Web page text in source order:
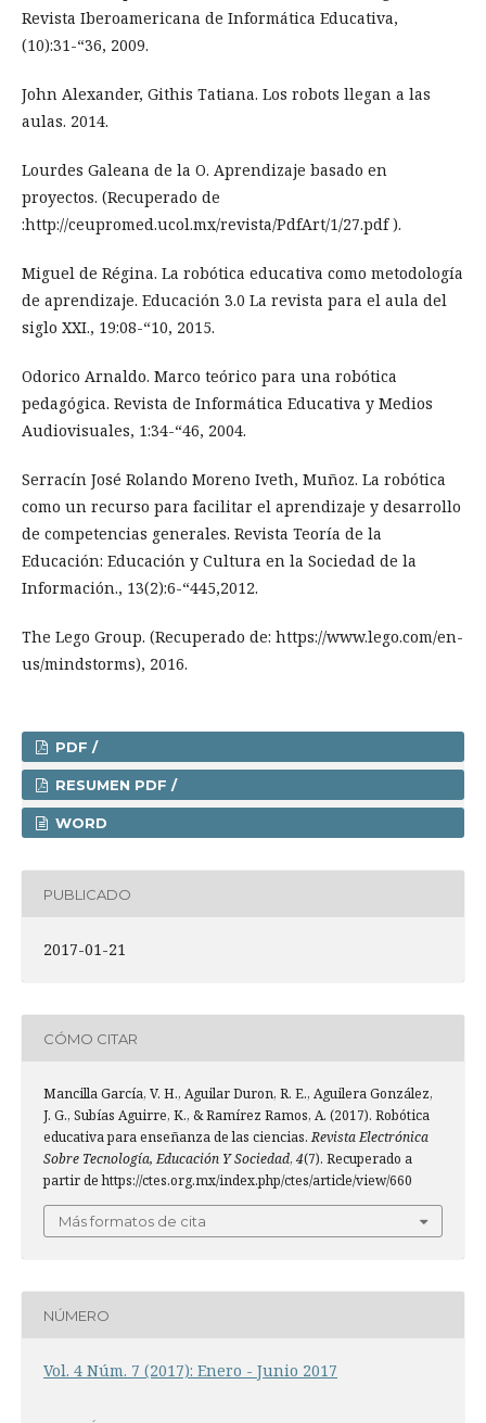
Revista Iberoamericana de Informática Educativa,
(10):31-“36, 2009.
John Alexander, Githis Tatiana. Los robots llegan a las
aulas. 2014.
Lourdes Galeana de la O. Aprendizaje basado en
proyectos. (Recuperado de
:http://ceupromed.ucol.mx/revista/PdfArt/1/27.pdf ).
Miguel de Régina. La robótica educativa como metodología
de aprendizaje. Educación 3.0 La revista para el aula del
siglo XXI., 19:08-“10, 2015.
Odorico Arnaldo. Marco teórico para una robótica
pedagógica. Revista de Informática Educativa y Medios
Audiovisuales, 1:34-“46, 2004.
Serracín José Rolando Moreno Iveth, Muñoz. La robótica
como un recurso para facilitar el aprendizaje y desarrollo
de competencias generales. Revista Teoría de la
Educación: Educación y Cultura en la Sociedad de la
Información., 13(2):6-“445,2012.
The Lego Group. (Recuperado de: https://www.lego.com/en-
us/mindstorms), 2016.
PDF /
RESUMEN PDF /
WORD
PUBLICADO
2017-01-21
CÓMO CITAR
Mancilla García, V. H., Aguilar Duron, R. E., Aguilera González,
J. G., Subías Aguirre, K., & Ramírez Ramos, A. (2017). Robótica
educativa para enseñanza de las ciencias.Revista Electrónica
Sobre Tecnología, Educación Y Sociedad, 4(7). Recuperado a
partir de https://ctes.org.mx/index.php/ctes/article/view/660
Más formatos de cita
NÚMERO
Vol. 4 Núm. 7 (2017): Enero - Junio 2017